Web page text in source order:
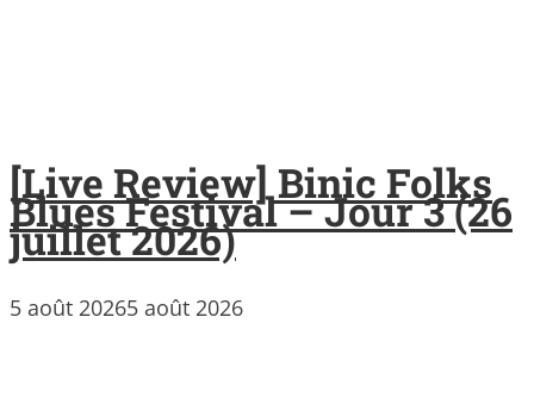
[Live Review] Binic Folks
Blues Festival – Jour 3 (26
juillet 2026)
5 août 20265 août 2026